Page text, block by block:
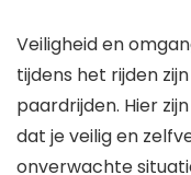
Veiligheid en
tijdens het rijden
paardrijden. Hier
dat je veilig en
onverwachte